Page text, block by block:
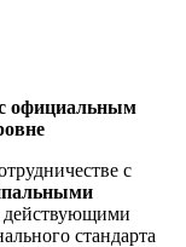
с официальным
с
действующими
стандарта